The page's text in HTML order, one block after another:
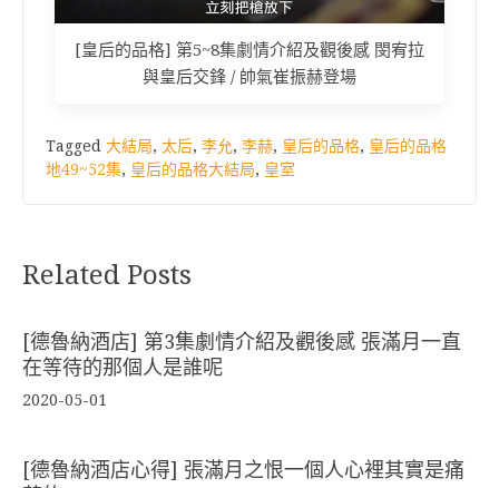
[皇后的品格] 第5~8集劇情介紹及觀後感 閔宥拉
與皇后交鋒 / 帥氣崔振赫登場
Tagged 大結局, 太后, 李允, 李赫, 皇后的品格, 皇后的品格
地49~52集, 皇后的品格大結局, 皇室
Related Posts
[德魯納酒店] 第3集劇情介紹及觀後感 張滿月一直
在等待的那個人是誰呢
2020-05-01
[德魯納酒店心得] 張滿月之恨一個人心裡其實是痛